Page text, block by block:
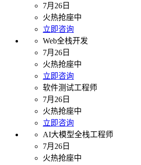
7月26日
火热抢座中
立即咨询
Web全栈开发
7月26日
火热抢座中
立即咨询
软件测试工程师
7月26日
火热抢座中
立即咨询
AI大模型全栈工程师
7月26日
火热抢座中